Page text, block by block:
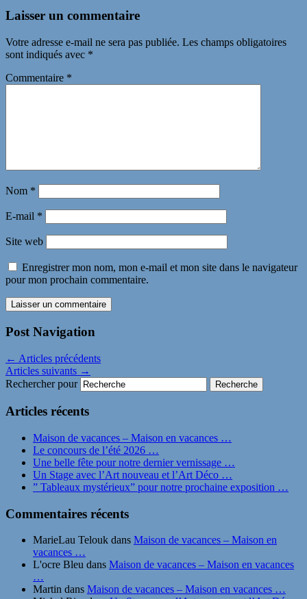
Laisser un commentaire
Votre adresse e-mail ne sera pas publiée. Les champs obligatoires
sont indiqués avec *
Commentaire *
Nom *
E-mail *
Site web
Enregistrer mon nom, mon e-mail et mon site dans le navigateur
pour mon prochain commentaire.
Post Navigation
← Articles précédents
Articles suivants →
Rechercher pour
Articles récents
Maison de vacances – Maison en vacances …
Le concours de l’été 2026 …
Une belle fête pour notre dernier vernissage …
Un Stage avec l’Art nouveau et l’Art Déco …
” Tableaux mystérieux” pour notre prochaine exposition …
Commentaires récents
MarieLau Telouk dans Maison de vacances – Maison en
vacances …
L'ocre Bleu dans Maison de vacances – Maison en vacances
…
Martin dans Maison de vacances – Maison en vacances …